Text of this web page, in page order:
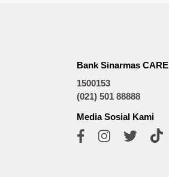
Bank Sinarmas CARE
1500153
(021) 501 88888
Media Sosial Kami